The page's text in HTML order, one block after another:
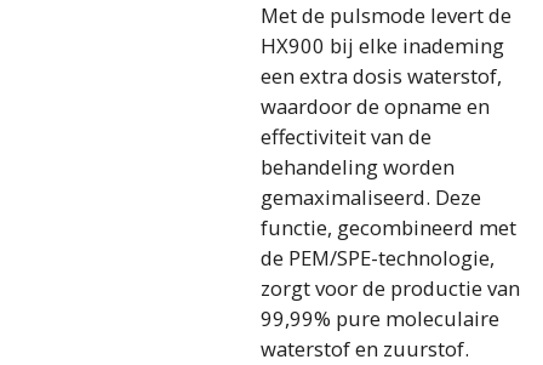
Met de pulsmode levert de
HX900 bij elke inademing
een extra dosis waterstof,
waardoor de opname en
effectiviteit van de
behandeling worden
gemaximaliseerd. Deze
functie, gecombineerd met
de PEM/SPE-technologie,
zorgt voor de productie van
99,99% pure moleculaire
waterstof en zuurstof.